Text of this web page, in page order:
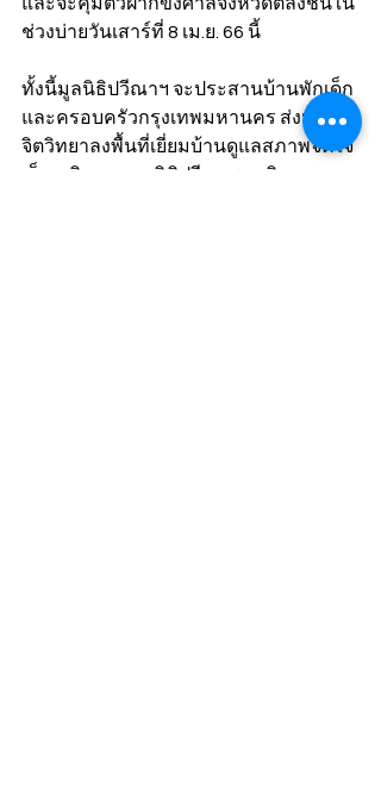
ช่วงบ่ายวันเสาร์ที่ 8 เม.ย. 66 นี้
ทั้งนี้มูลนิธิปวีณาฯ จะประสานบ้านพักเด็ก
และครอบครัวกรุงเทพมหานคร ส่งนัก
จิตวิทยาลงพื้นที่เยี่ยมบ้านดูแลสภาพจิตใจ
เด็กหญิง และมูลนิธิปวีณาฯ จะติดตามการ